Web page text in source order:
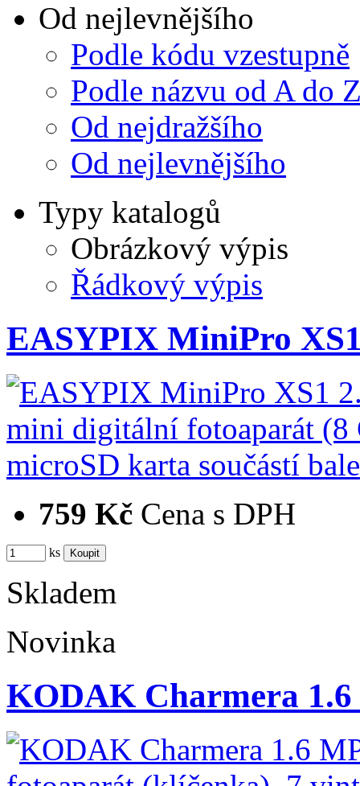
Od nejlevnějšího
Podle kódu vzestupně
Podle názvu od A do
Od nejdražšího
Od nejlevnějšího
Typy katalogů
Obrázkový výpis
Řádkový výpis
EASYPIX MiniPro
759 Kč Cena s DPH
ks
Skladem
Novinka
KODAK Charmera